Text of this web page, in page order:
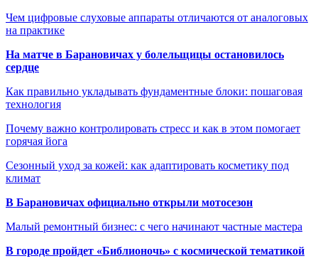
Чем цифровые слуховые аппараты отличаются от аналоговых
на практике
На матче в Барановичах у болельщицы остановилось
сердце
Как правильно укладывать фундаментные блоки: пошаговая
технология
Почему важно контролировать стресс и как в этом помогает
горячая йога
Сезонный уход за кожей: как адаптировать косметику под
климат
В Барановичах официально открыли мотосезон
Малый ремонтный бизнес: с чего начинают частные мастера
В городе пройдет «Библионочь» с космической тематикой